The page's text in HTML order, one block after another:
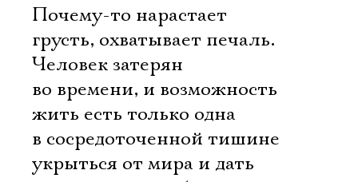
Почему-то нарастает
грусть, охватывает печаль.
Человек затерян
во времени, и возможность
жить есть только одна 
в сосредоточенной тишине
укрыться от мира и дать